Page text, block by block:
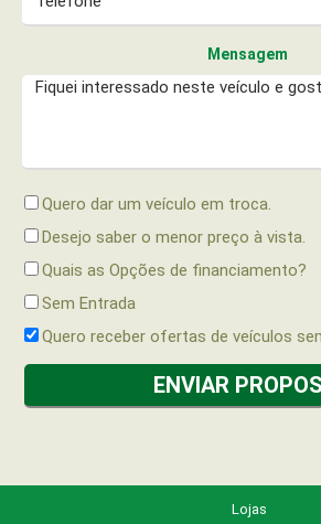
Mensagem
Quero dar um veículo em troca.
Desejo saber o menor preço à vista.
Quais as Opções de financiamento?
Sem Entrada
Quero receber ofertas de veículos
Lojas